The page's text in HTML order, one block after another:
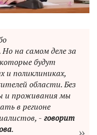
на самом деле за
будут
и поликлиниках,
области. Без
и проживания мы
в регионе
- говорит
.